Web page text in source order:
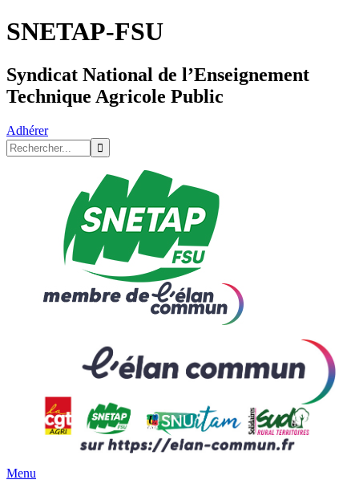
SNETAP-FSU
Syndicat National de l’Enseignement
Technique Agricole Public
Adhérer
Menu